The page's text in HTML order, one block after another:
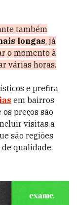
também
longas, já
o momento à
várias horas.
e prefira
em bairros
preços são
visitas a
são regiões
qualidade.